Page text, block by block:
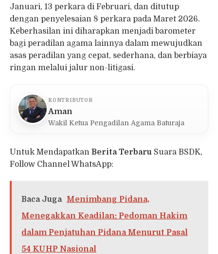
Januari, 13 perkara di Februari, dan ditutup
dengan penyelesaian 8 perkara pada Maret 2026.
Keberhasilan ini diharapkan menjadi barometer
bagi peradilan agama lainnya dalam mewujudkan
asas peradilan yang cepat, sederhana, dan berbiaya
ringan melalui jalur non-litigasi.
KONTRIBUTOR
Aman
Wakil Ketua Pengadilan Agama Baturaja
Untuk Mendapatkan Berita Terbaru Suara BSDK,
Follow Channel WhatsApp:
Baca Juga
Menimbang Pidana,
Menegakkan Keadilan: Pedoman Hakim
dalam Penjatuhan Pidana Menurut Pasal
54 KUHP Nasional